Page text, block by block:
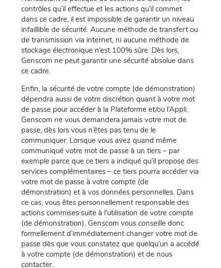
contrôles qu’il effectue et les actions qu’il commet
dans ce cadre, il est impossible de garantir un niveau
infaillible de sécurité. Aucune méthode de transfert ou
de transmission via internet, ni aucune méthode de
stockage électronique n’est 100% sûre. Dès lors,
Genscom ne peut garantir une sécurité absolue dans
ce cadre.
Enfin, la sécurité de votre compte (de démonstration)
dépendra aussi de votre discrétion quant à votre mot
de passe pour accéder à la Plateforme et/ou l’Appli.
Genscom ne vous demandera jamais votre mot de
passe, dès lors vous n’êtes pas tenu de le
communiquer. Lorsque vous avez quand même
communiqué votre mot de passe à un tiers – par
exemple parce que ce tiers a indiqué qu’il propose des
services complémentaires – ce tiers pourra accéder via
votre mot de passe à votre compte (de
démonstration) et à vos données personnelles. Dans
ce cas, vous êtes personnellement responsable des
actions commises suite à l’utilisation de votre compte
(de démonstration). Genscom vous conseille donc
formellement d’immédiatement changer votre mot de
passe dès que vous constatez que quelqu’un a accédé
à votre compte (de démonstration) et de nous
contacter.